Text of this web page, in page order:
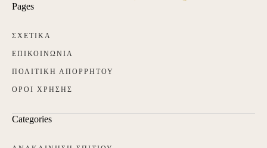
Pages
ΣΧΕΤΙΚΑ
ΕΠΙΚΟΙΝΩΝΙΑ
ΠΟΛΙΤΙΚΗ ΑΠΟΡΡΗΤΟΥ
ΟΡΟΙ ΧΡΗΣΗΣ
Categories